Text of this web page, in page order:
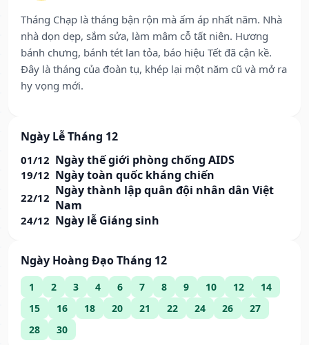
Tháng Chạp là tháng bận rộn mà ấm áp nhất năm. Nhà
nhà dọn dẹp, sắm sửa, làm mâm cỗ tất niên. Hương
bánh chưng, bánh tét lan tỏa, báo hiệu Tết đã cận kề.
Đây là tháng của đoàn tụ, khép lại một năm cũ và mở ra
hy vọng mới.
Ngày Lễ Tháng 12
01/12 Ngày thế giới phòng chống AIDS
19/12 Ngày toàn quốc kháng chiến
22/12 Ngày thành lập quân đội nhân dân Việt
Nam
24/12 Ngày lễ Giáng sinh
Ngày Hoàng Đạo Tháng 12
1 2 3 4 6 7 8 9 10 12
14
15
16 18 20 21 22 24 26
27
28
30